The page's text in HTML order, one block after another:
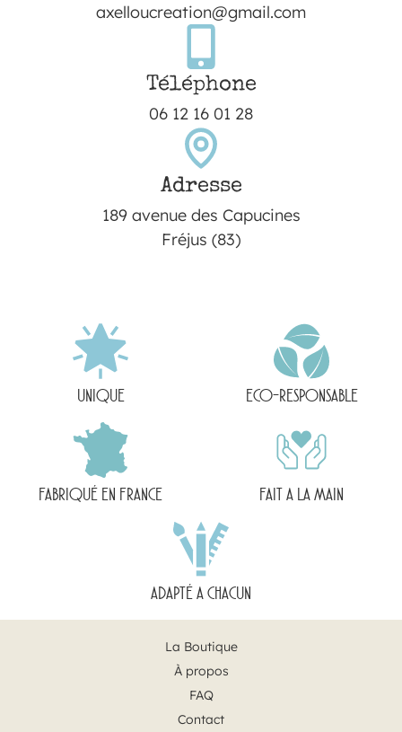
axelloucreation@gmail.com
Téléphone
06 12 16 01 28
Adresse
189 avenue des Capucines
Fréjus (83)
UNIQUE ECO-RESPONSABLE
FABRIQUÉ EN FRANCE FAIT A LA MAIN
ADAPTÉ A CHACUN
La Boutique
À propos
FAQ
Contact